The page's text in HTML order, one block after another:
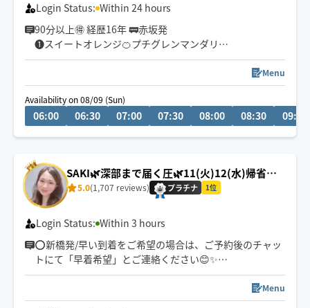
Login Status: Within 24 hours
90分以上🉐 経歴16年 🚃赤坂発
❶スイートオレンジ🍊プチグレンマンダリン
❷リトセア🍋スペアミント
❹ラベンダー🪻
❺イランイラン💠サイプレス🌲マジョラム
❻無香
Menu
Availability on 08/09 (Sun)
06:00 06:30 07:00 07:30 08:00 08:30 09:00
SAKI🌿深部まで届く圧🌿11(火)12(水)帰省の
ため休🙆‍♀️
5.0(1,707 reviews) プラチナ 1位
Login Status: Within 3 hours
⭕️新橋発/早い到着をご希望の場合は、ご予約後のチャッ
トにて「早着希望」とご連絡ください😊✨
Menu